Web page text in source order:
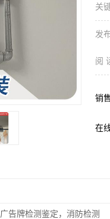
关
发
阅
销
在
告牌检测鉴定，消防检测